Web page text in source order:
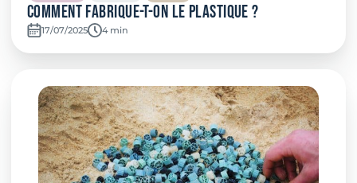
Comment fabrique-t-on le plastique ?
17/07/2025 Temps de lecture:
4 min